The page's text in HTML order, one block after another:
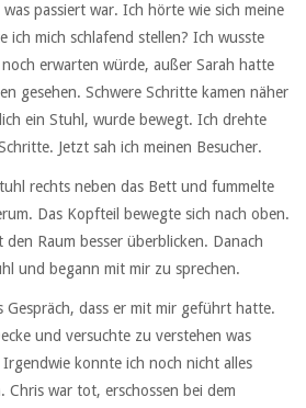
passiert war. Ich hörte wie sich meine
ich mich schlafend stellen? Ich wusste
erwarten würde, außer Sarah hatte
gesehen. Schwere Schritte kamen näher
ein Stuhl, wurde bewegt. Ich drehte
Jetzt sah ich meinen Besucher.
rechts neben das Bett und fummelte
Das Kopfteil bewegte sich nach oben.
Raum besser überblicken. Danach
und begann mit mir zu sprechen.
Gespräch, dass er mit mir geführt hatte.
und versuchte zu verstehen was
Irgendwie konnte ich noch nicht alles
Chris war tot, erschossen bei dem